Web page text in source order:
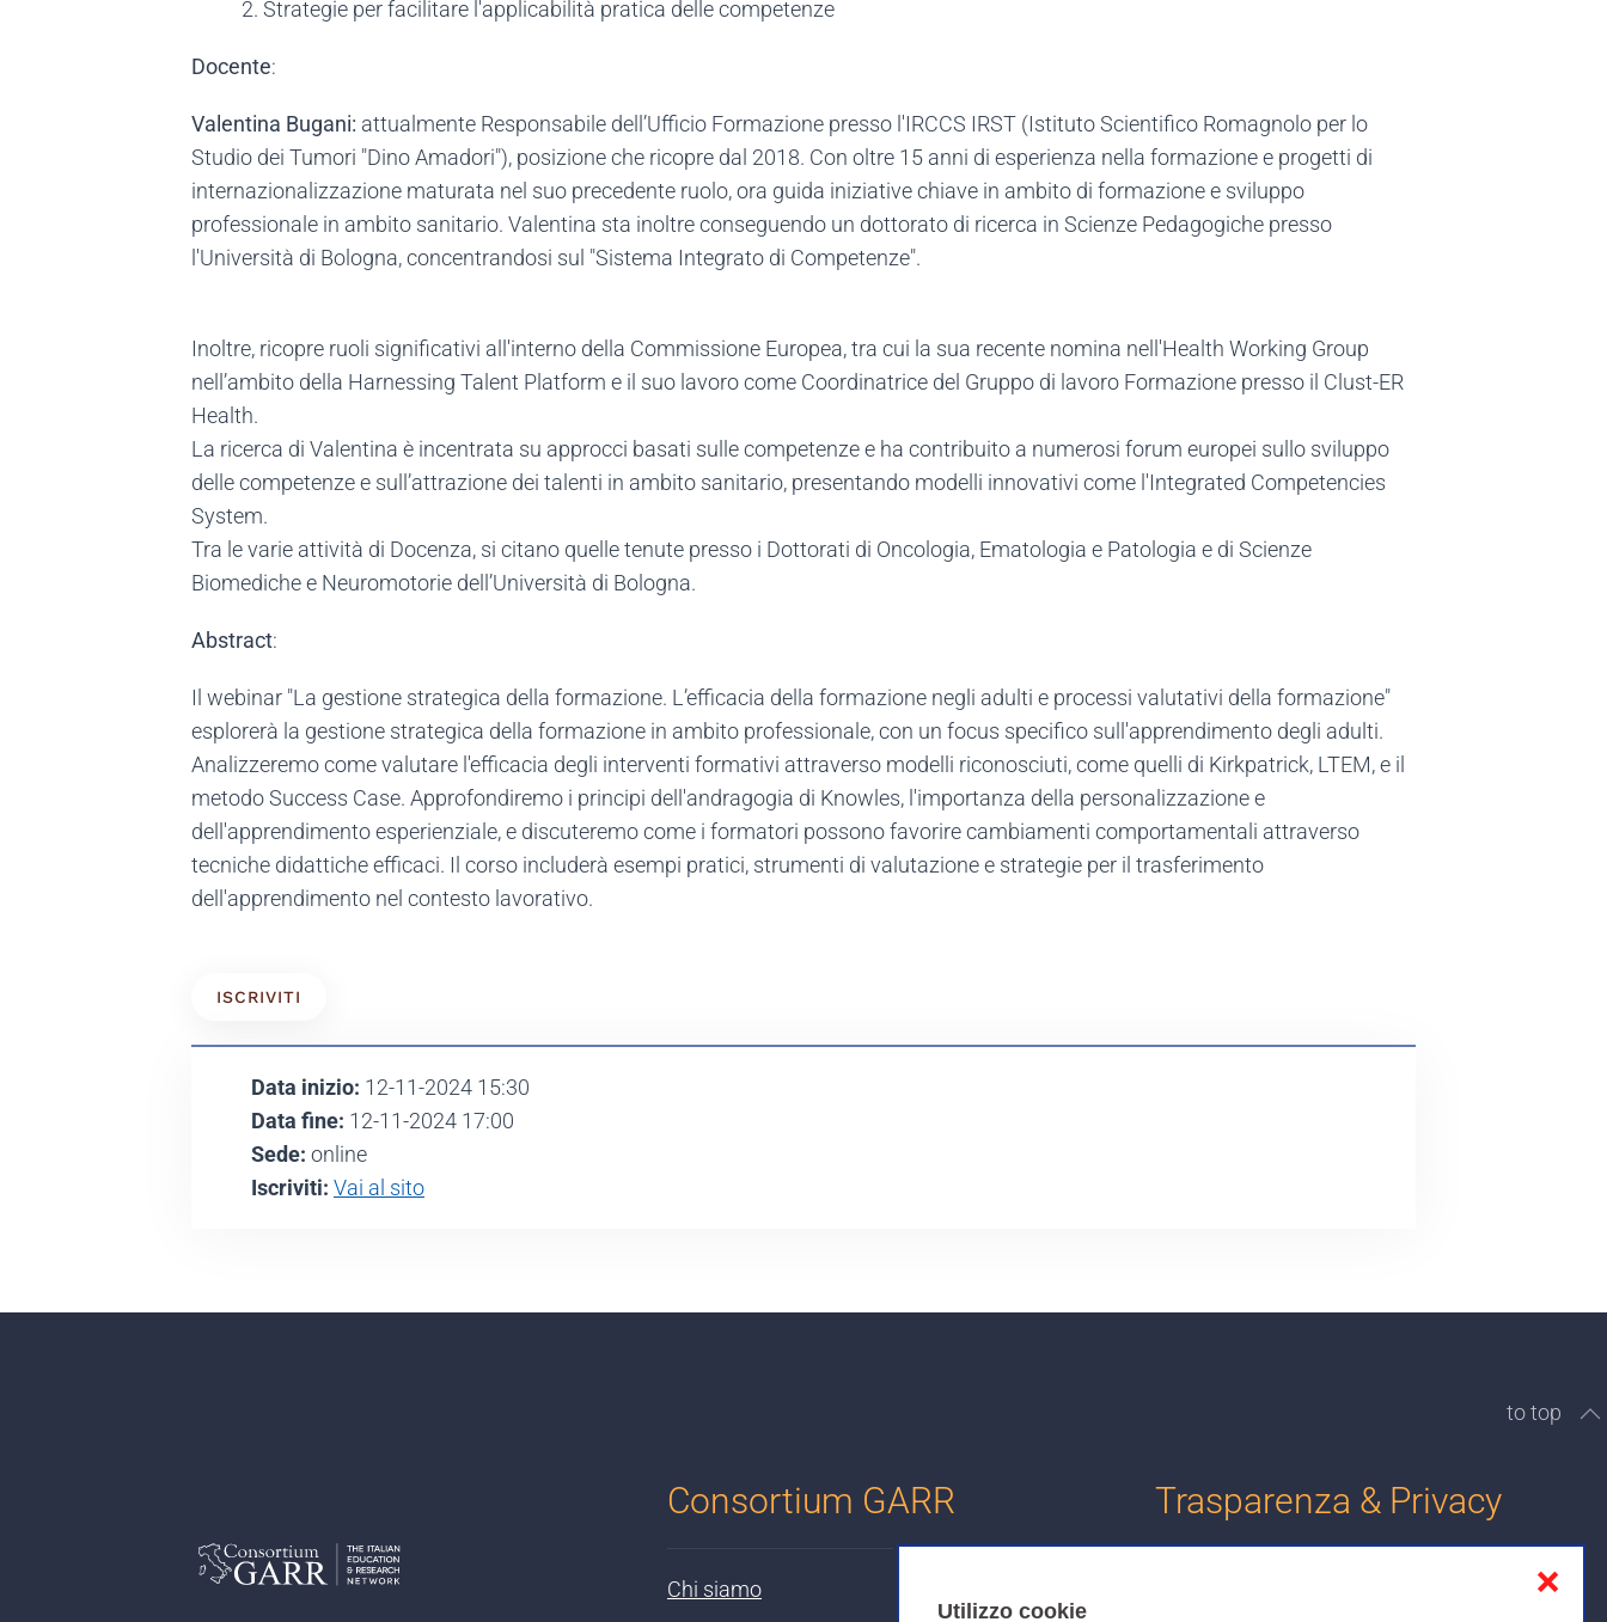
Utilizzo cookie
❌
Strategie per facilitare l'applicabilità pratica delle competenze
Docente:
Valentina Bugani: attualmente Responsabile dell’Ufficio Formazione presso l'IRCCS IRST (Istituto Scientifico Romagnolo per lo
Studio dei Tumori "Dino Amadori"), posizione che ricopre dal 2018. Con oltre 15 anni di esperienza nella formazione e progetti di
internazionalizzazione maturata nel suo precedente ruolo, ora guida iniziative chiave in ambito di formazione e sviluppo
professionale in ambito sanitario. Valentina sta inoltre conseguendo un dottorato di ricerca in Scienze Pedagogiche presso
l'Università di Bologna, concentrandosi sul "Sistema Integrato di Competenze".
Inoltre, ricopre ruoli significativi all'interno della Commissione Europea, tra cui la sua recente nomina nell'Health Working Group
nell’ambito della Harnessing Talent Platform e il suo lavoro come Coordinatrice del Gruppo di lavoro Formazione presso il Clust-ER
Health.
La ricerca di Valentina è incentrata su approcci basati sulle competenze e ha contribuito a numerosi forum europei sullo sviluppo
delle competenze e sull’attrazione dei talenti in ambito sanitario, presentando modelli innovativi come l'Integrated Competencies
System.
Tra le varie attività di Docenza, si citano quelle tenute presso i Dottorati di Oncologia, Ematologia e Patologia e di Scienze
Biomediche e Neuromotorie dell’Università di Bologna.
Abstract:
Il webinar "La gestione strategica della formazione. L’efficacia della formazione negli adulti e processi valutativi della formazione"
esplorerà la gestione strategica della formazione in ambito professionale, con un focus specifico sull'apprendimento degli adulti.
Analizzeremo come valutare l'efficacia degli interventi formativi attraverso modelli riconosciuti, come quelli di Kirkpatrick, LTEM, e il
metodo Success Case. Approfondiremo i principi dell'andragogia di Knowles, l'importanza della personalizzazione e
dell'apprendimento esperienziale, e discuteremo come i formatori possono favorire cambiamenti comportamentali attraverso
tecniche didattiche efficaci. Il corso includerà esempi pratici, strumenti di valutazione e strategie per il trasferimento
dell'apprendimento nel contesto lavorativo.
ISCRIVITI
Data inizio: 12-11-2024 15:30
Data fine: 12-11-2024 17:00
Sede: online
Iscriviti: Vai al sito
to top
Consortium GARR
Chi siamo
Trasparenza & Privacy